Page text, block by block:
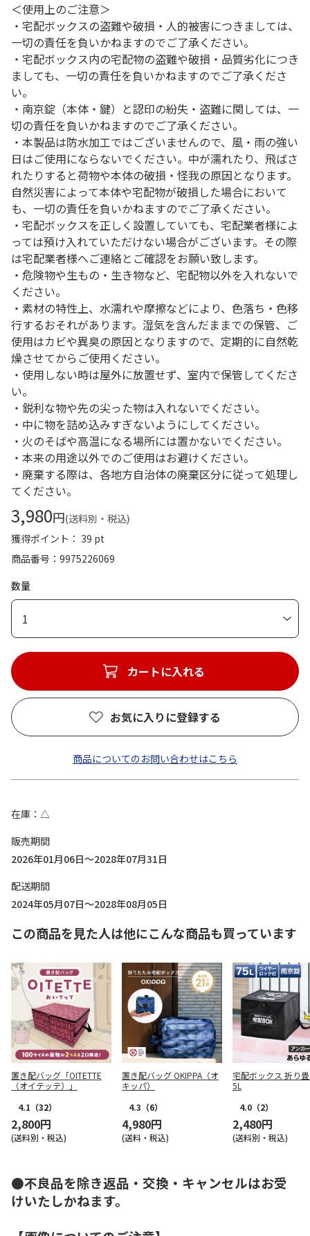
＜使用上のご注意＞
・宅配ボックスの盗難や破損・人的被害につきましては、
一切の責任を負いかねますのでご了承ください。
・宅配ボックス内の宅配物の盗難や破損・品質劣化につき
ましても、一切の責任を負いかねますのでご了承くださ
い。
・南京錠（本体・鍵）と認印の紛失・盗難に関しては、一
切の責任を負いかねますのでご了承ください。
・本製品は防水加工ではございませんので、風・雨の強い
日はご使用にならないでください。中が濡れたり、飛ばさ
れたりすると荷物や本体の破損・怪我の原因となります。
自然災害によって本体や宅配物が破損した場合において
も、一切の責任を負いかねますのでご了承ください。
・宅配ボックスを正しく設置していても、宅配業者様によ
っては預け入れていただけない場合がございます。その際
は宅配業者様へご連絡とご確認をお願い致します。
・危険物や生もの・生き物など、宅配物以外を入れないで
ください。
・素材の特性上、水濡れや摩擦などにより、色落ち・色移
行するおそれがあります。湿気を含んだままでの保管、ご
使用はカビや異臭の原因となりますので、定期的に自然乾
燥させてからご使用ください。
・使用しない時は屋外に放置せず、室内で保管してくださ
い。
・鋭利な物や先の尖った物は入れないでください。
・中に物を詰め込みすぎないようにしてください。
・火のそばや高温になる場所には置かないでください。
・本来の用途以外でのご使用はお避けください。
・廃棄する際は、各地方自治体の廃棄区分に従って処理し
てください。
3,980円(送料別・税込)
獲得ポイント： 39 pt
商品番号
9975226069
数量
1
カートに入れる
お気に入りに登録する
商品についてのお問い合わせはこちら
在庫
△
販売期間
2026年01月06日～2028年07月31日
配送期間
2024年05月07日～2028年08月05日
この商品を見た人は他にこんな商品も買っています
置き配バッグ「OITETTE
（オイテッテ）」
4.1 （32）
2,800円
(送料別・税込)
置き配バッグ OKIPPA（オ
キッパ）
4.3 （6）
4,980円
(送料・税込)
宅配ボックス 折り
5L
4.0 （2）
2,480円
(送料別・税込)
●不良品を除き返品・交換・キャンセルはお受
けいたしかねます。